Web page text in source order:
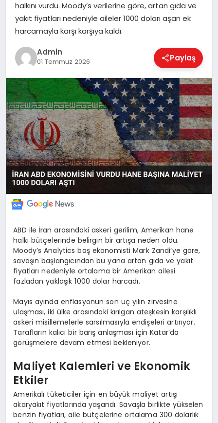
EKONOMI
MAGAZIN
SAĞLIK
SPOR
TEKNOLOJI
halkını vurdu. Moody’s verilerine göre, artan gıda ve
yakıt fiyatları nedeniyle aileler 1000 doları aşan ek
harcamayla karşı karşıya kaldı.
Admin
01 Temmuz 2026 Paylaş
ABD ile İran arasındaki askeri gerilim, Amerikan hane
halkı bütçelerinde belirgin bir artışa neden oldu.
Moody’s Analytics baş ekonomisti Mark Zandi’ye göre,
savaşın başlangıcından bu yana artan gıda ve yakıt
fiyatları nedeniyle ortalama bir Amerikan ailesi
fazladan yaklaşık 1000 dolar harcadı.
Mayıs ayında enflasyonun son üç yılın zirvesine
ulaşması, iki ülke arasındaki kırılgan ateşkesin karşılıklı
askeri misillemelerle sarsılmasıyla endişeleri artırıyor.
Tarafların kalıcı bir barış anlaşması için Katar’da
görüşmelere devam etmesi bekleniyor.
Maliyet Kalemleri ve Ekonomik
Etkiler
Amerikalı tüketiciler için en büyük maliyet artışı
akaryakıt fiyatlarında yaşandı. Savaşla birlikte yükselen
benzin fiyatları, aile bütçelerine ortalama 300 dolarlık